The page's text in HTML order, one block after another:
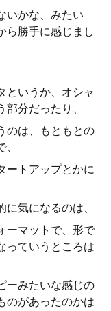
いかな、みたい
ら勝手に感じまし
というか、オシャ
分だったり、
のは、もともとの
ートアップとかに
気になるのは、
ーマットで、形で
っていうところは
ーみたいな感じの
のがあったのかは